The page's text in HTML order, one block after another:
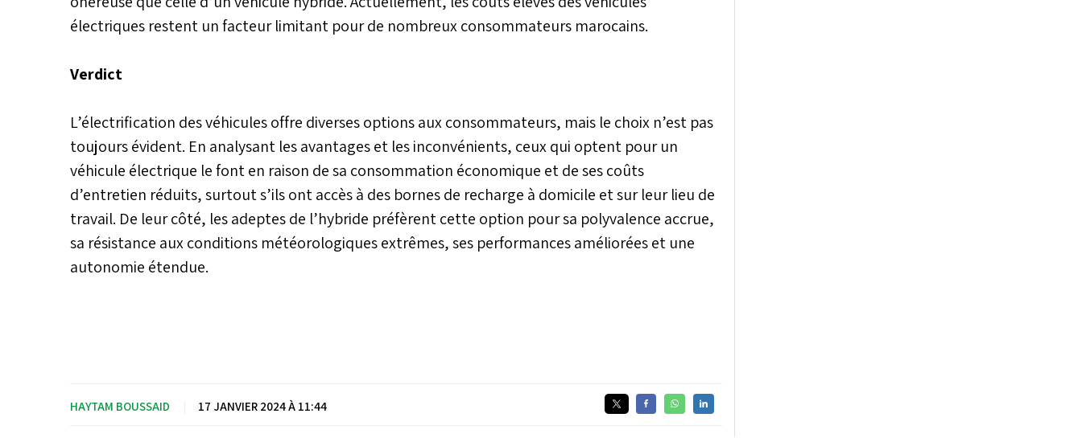
électriques restent un facteur limitant pour de nombreux consommateurs marocains.
Verdict
L’électrification des véhicules offre diverses options aux consommateurs, mais le choix n’est pas
toujours évident. En analysant les avantages et les inconvénients, ceux qui optent pour un
véhicule électrique le font en raison de sa consommation économique et de ses coûts
d’entretien réduits, surtout s’ils ont accès à des bornes de recharge à domicile et sur leur lieu de
travail. De leur côté, les adeptes de l’hybride préfèrent cette option pour sa polyvalence accrue,
sa résistance aux conditions météorologiques extrêmes, ses performances améliorées et une
autonomie étendue.
HAYTAM BOUSSAID 17 JANVIER 2024 À 11:44